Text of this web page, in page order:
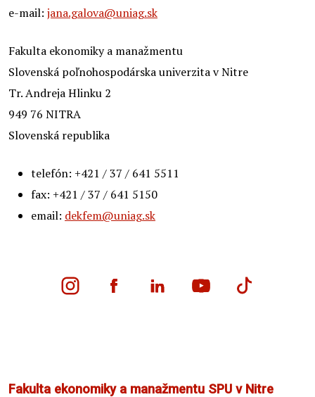
e-mail: jana.galova@uniag.sk
Fakulta ekonomiky a manažmentu
Slovenská poľnohospodárska univerzita v Nitre
Tr. Andreja Hlinku 2
949 76 NITRA
Slovenská republika
telefón: +421 / 37 / 641 5511
fax: +421 / 37 / 641 5150
email: dekfem@uniag.sk
Fakulta ekonomiky a manažmentu SPU v Nitre